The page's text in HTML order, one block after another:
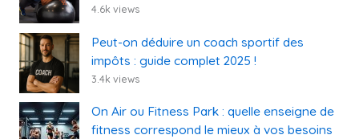
4.6k views
Peut-on déduire un coach sportif des
impôts : guide complet 2025 !
3.4k views
On Air ou Fitness Park : quelle enseigne de
fitness correspond le mieux à vos besoins